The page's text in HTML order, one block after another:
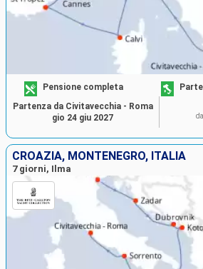
Pensione completa
da
Partenza da Civitavecchia - Roma
gio 24 giu 2027
CROAZIA, MONTENEGRO, ITALIA
7 giorni, Ilma